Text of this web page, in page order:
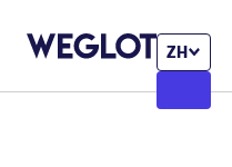
ZH